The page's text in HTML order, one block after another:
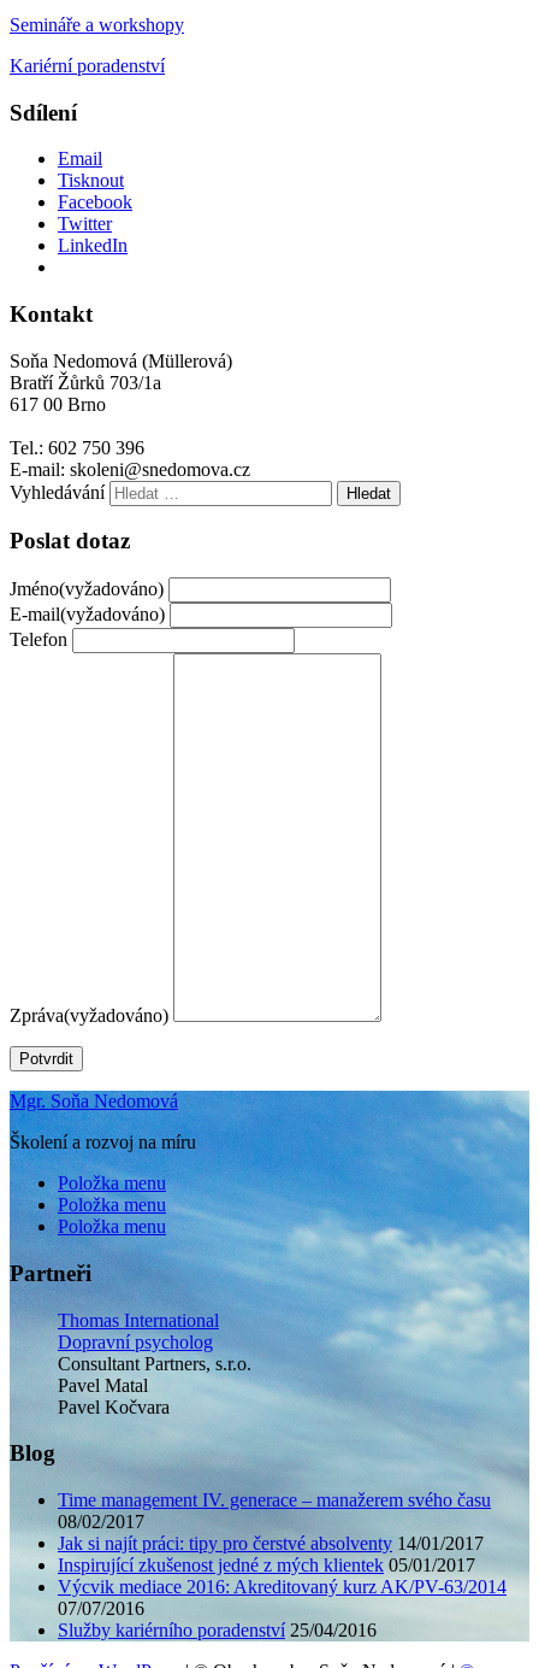
Semináře a workshopy
Kariérní poradenství
Sdílení
Email
Tisknout
Facebook
Twitter
LinkedIn
Kontakt
Soňa Nedomová (Müllerová)
Bratří Žůrků 703/1a
617 00 Brno
Tel.: 602 750 396
E-mail: skoleni@snedomova.cz
Vyhledávání
Poslat dotaz
Jméno(vyžadováno)
E-mail(vyžadováno)
Telefon
Zpráva(vyžadováno)
Potvrdit
Mgr. Soňa Nedomová
Školení a rozvoj na míru
Položka menu
Položka menu
Položka menu
Partneři
Thomas International
Dopravní psycholog
Consultant Partners, s.r.o.
Pavel Matal
Pavel Kočvara
Blog
Time management IV. generace – manažerem svého času
08/02/2017
Jak si najít práci: tipy pro čerstvé absolventy 14/01/2017
Inspirující zkušenost jedné z mých klientek 05/01/2017
Výcvik mediace 2016: Akreditovaný kurz AK/PV-63/2014
07/07/2016
Služby kariérního poradenství 25/04/2016